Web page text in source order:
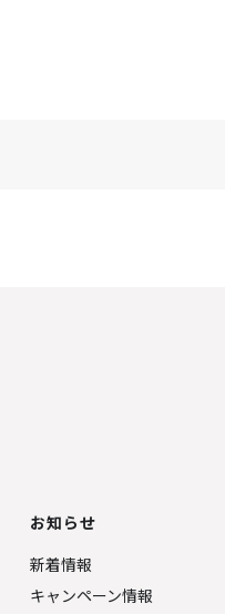
お知らせ
新着情報
キャンペーン情報